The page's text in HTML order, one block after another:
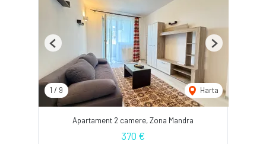
1 / 9 Harta
Previous Next
Apartament 2 camere, Zona Mandra
370 €